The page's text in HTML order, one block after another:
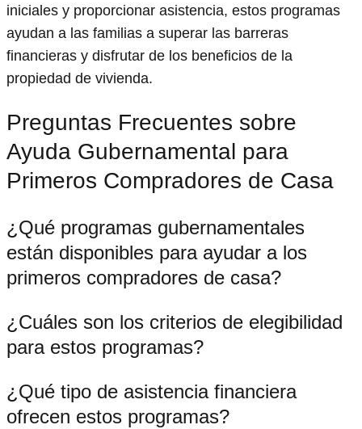
iniciales y proporcionar asistencia, estos programas
ayudan a las familias a superar las barreras
financieras y disfrutar de los beneficios de la
propiedad de vivienda.
Preguntas Frecuentes sobre
Ayuda Gubernamental para
Primeros Compradores de Casa
¿Qué programas gubernamentales
están disponibles para ayudar a los
primeros compradores de casa?
¿Cuáles son los criterios de elegibilidad
para estos programas?
¿Qué tipo de asistencia financiera
ofrecen estos programas?